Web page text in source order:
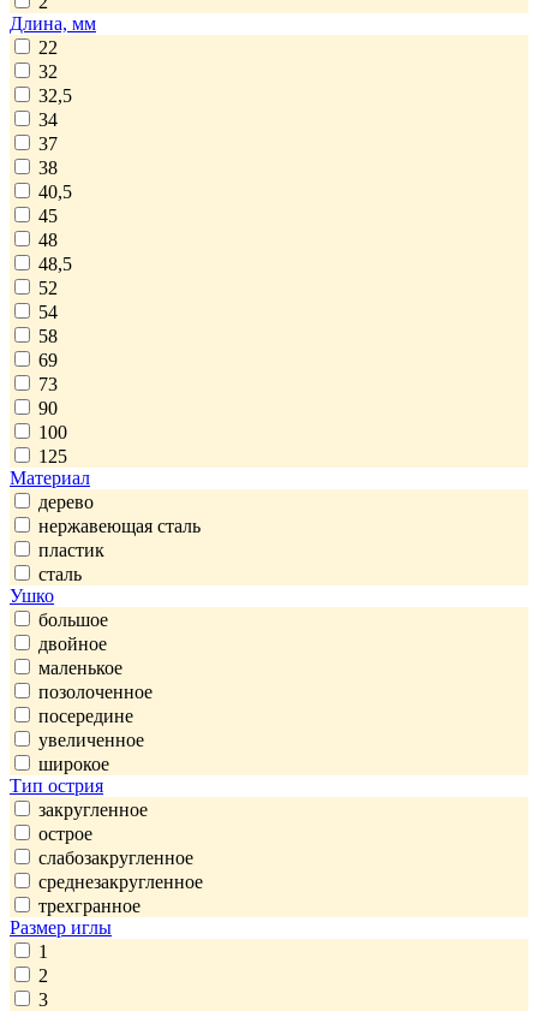
Длина, мм
22
32
32,5
34
37
38
40,5
45
48
48,5
52
54
58
69
73
90
100
125
Материал
дерево
нержавеющая сталь
пластик
сталь
Ушко
большое
двойное
маленькое
позолоченное
посередине
увеличенное
широкое
Тип острия
закругленное
острое
слабозакругленное
среднезакругленное
трехгранное
Размер иглы
1
2
3